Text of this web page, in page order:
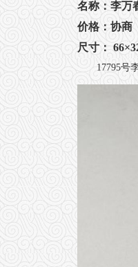
名称：李万
价格：协商
尺寸：
17795号